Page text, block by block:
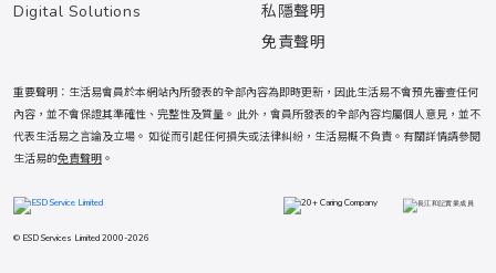
Digital Solutions
私隱聲明
免責聲明
重要聲明：生活易會員於本網站內所發表的全部內容為即時更新，因此生活易不會預先審查任何
內容，並不會保證其準確性、完整性及質量。 此外，會員所發表的全部內容均屬個人意見，並不
代表生活易之言論及立場。 如從而引起任何損失或法律糾紛，生活易概不負責。有關詳情請參閱
生活易的免責聲明 。
© ESD Services Limited 2000-2026